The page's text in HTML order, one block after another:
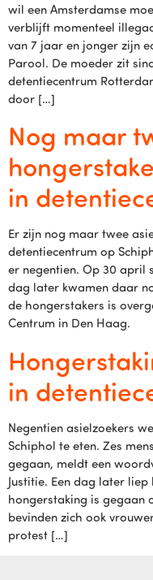
wil een Amsterdamse
verblijft momenteel
van 7 jaar en jonger zijn
Parool. De moeder zit
detentiecentrum
door […]
Nog maar
in
Er zijn nog maar twee
detentiecentrum op
er negentien. Op 30 april
dag later kwamen daar
de hongerstakers is
Centrum in Den Haag.
in
Negentien asielzoekers
Schiphol te eten. Zes
gegaan, meldt een
Justitie. Een dag later
hongerstaking is gegaan
bevinden zich ook
protest […]